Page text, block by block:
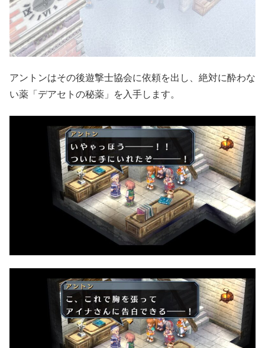
アントンはその後遊撃士協会に依頼を出し、 絶対に酔わな
い薬「デアセトの秘薬」を入手します。